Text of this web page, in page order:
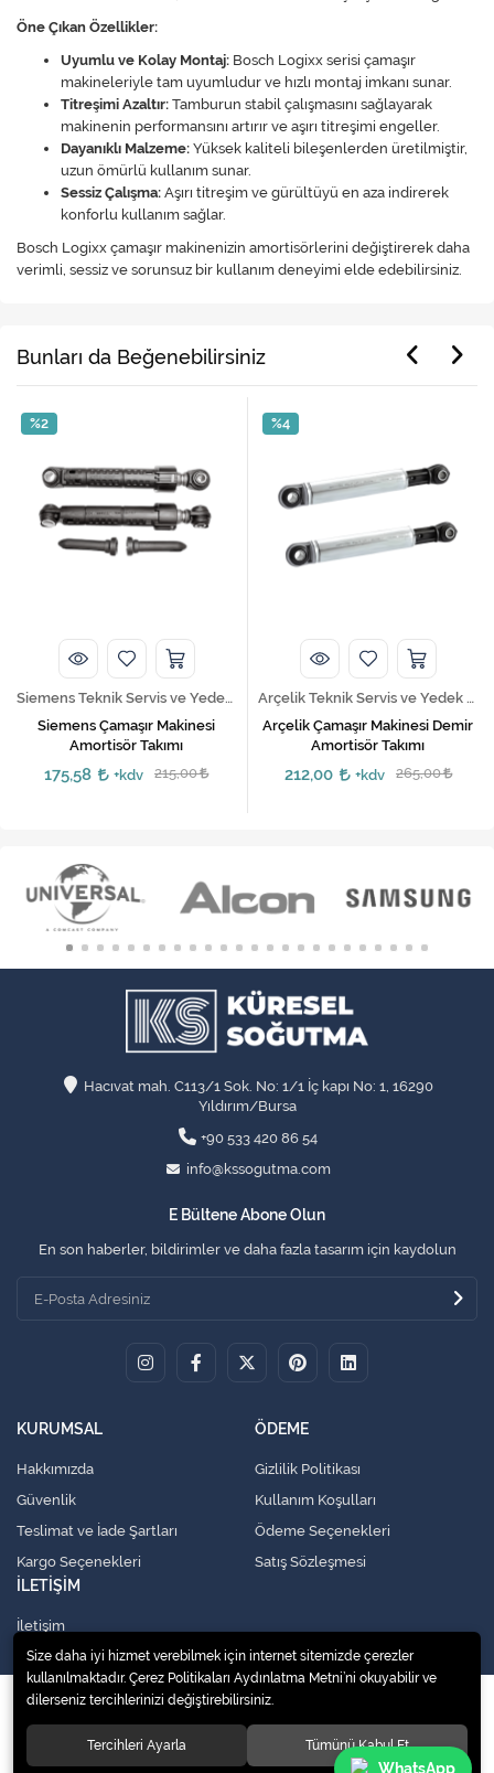
WhatsApp
Öne Çıkan Özellikler:
Uyumlu ve Kolay Montaj: Bosch Logixx serisi çamaşır
makineleriyle tam uyumludur ve hızlı montaj imkanı sunar.​
Titreşimi Azaltır: Tamburun stabil çalışmasını sağlayarak
makinenin performansını artırır ve aşırı titreşimi engeller.​
Dayanıklı Malzeme: Yüksek kaliteli bileşenlerden üretilmiştir,
uzun ömürlü kullanım sunar.​
Sessiz Çalışma: Aşırı titreşim ve gürültüyü en aza indirerek
konforlu kullanım sağlar.​
Bosch Logixx çamaşır makinenizin amortisörlerini değiştirerek daha
verimli, sessiz ve sorunsuz bir kullanım deneyimi elde edebilirsiniz.
Bunları da Beğenebilirsiniz
%2
Siemens Teknik Servis ve Yedek Parça Hizmetleri
Siemens Çamaşır Makinesi
Amortisör Takımı
175,58 +kdv 215,00
%4
Arçelik Teknik Servis ve Yedek Parça Hizmetleri
Arçelik Çamaşır Makinesi Demir
Amortisör Takımı
212,00 +kdv 265,00
Hacıvat mah. C113/1 Sok. No: 1/1 İç kapı No: 1, 16290
Yıldırım/Bursa
+90 533 420 86 54
info@kssogutma.com
E Bültene Abone Olun
En son haberler, bildirimler ve daha fazla tasarım için kaydolun
KURUMSAL
Hakkımızda
Güvenlik
Teslimat ve İade Şartları
Kargo Seçenekleri
ÖDEME
Gizlilik Politikası
Kullanım Koşulları
Ödeme Seçenekleri
Satış Sözleşmesi
İLETİŞİM
İletişim
© 2020Küresel Soğutma Sistemleri Yedek Parça San. Ve Tic. Ltd. Şti.
Size daha iyi hizmet verebilmek için internet sitemizde çerezler
kullanılmaktadır. Çerez Politikaları Aydınlatma Metni’ni okuyabilir ve
dilerseniz tercihlerinizi değiştirebilirsiniz.
Tercihleri Ayarla Tümünü Kabul Et